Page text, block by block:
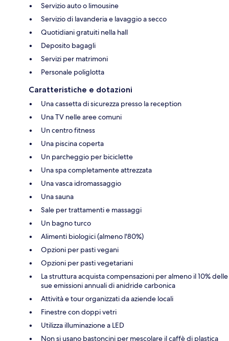
Servizio auto o limousine
Servizio di lavanderia e lavaggio a secco
Quotidiani gratuiti nella hall
Deposito bagagli
Servizi per matrimoni
Personale poliglotta
Caratteristiche e dotazioni
Una cassetta di sicurezza presso la reception
Una TV nelle aree comuni
Un centro fitness
Una piscina coperta
Un parcheggio per biciclette
Una spa completamente attrezzata
Una vasca idromassaggio
Una sauna
Sale per trattamenti e massaggi
Un bagno turco
Alimenti biologici (almeno l'80%)
Opzioni per pasti vegani
Opzioni per pasti vegetariani
La struttura acquista compensazioni per almeno il 10% delle
sue emissioni annuali di anidride carbonica
Attività e tour organizzati da aziende locali
Finestre con doppi vetri
Utilizza illuminazione a LED
Non si usano bastoncini per mescolare il caffè di plastica